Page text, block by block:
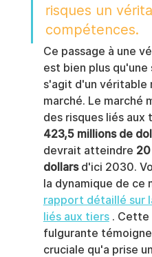
risques un
compétences.
Ce passage à une
est bien plus
s'agit d'un véritable
marché. Le marché
des risques liés aux
423,5 millions de
devrait atteindre
dollars d'ici 2030.
la dynamique de ce
rapport détaillé sur
liés aux tiers . Cette
fulgurante
cruciale qu'a prise